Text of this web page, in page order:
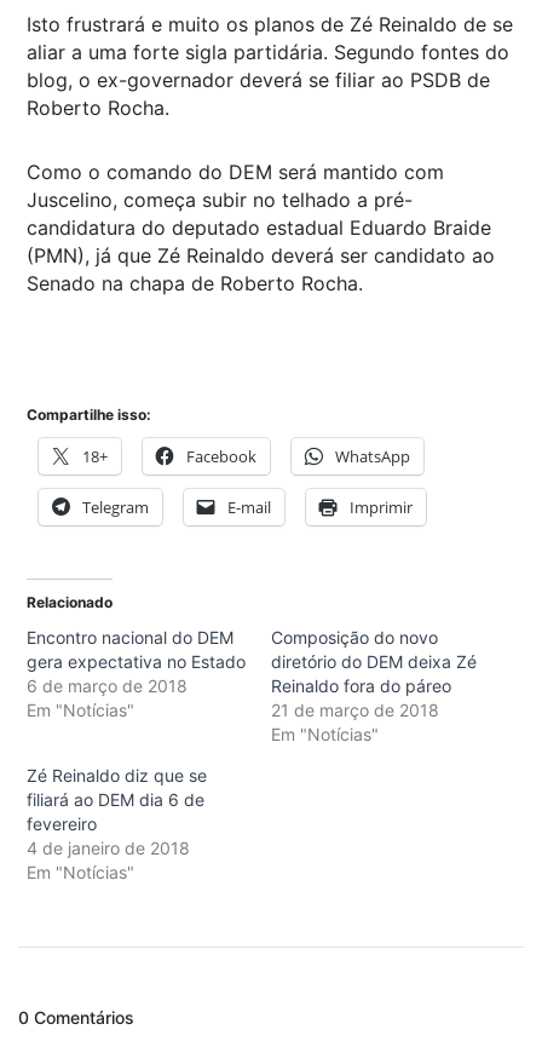
Isto frustrará e muito os planos de Zé Reinaldo de se
aliar a uma forte sigla partidária. Segundo fontes do
blog, o ex-governador deverá se filiar ao PSDB de
Roberto Rocha.
Como o comando do DEM será mantido com
Juscelino, começa subir no telhado a pré-
candidatura do deputado estadual Eduardo Braide
(PMN), já que Zé Reinaldo deverá ser candidato ao
Senado na chapa de Roberto Rocha.
Compartilhe isso:
18+ Facebook WhatsApp
Telegram E-mail Imprimir
Relacionado
Encontro nacional do DEM
gera expectativa no Estado
6 de março de 2018
Em "Notícias"
Composição do novo
diretório do DEM deixa Zé
Reinaldo fora do páreo
21 de março de 2018
Em "Notícias"
Zé Reinaldo diz que se
filiará ao DEM dia 6 de
fevereiro
4 de janeiro de 2018
Em "Notícias"
0 Comentários